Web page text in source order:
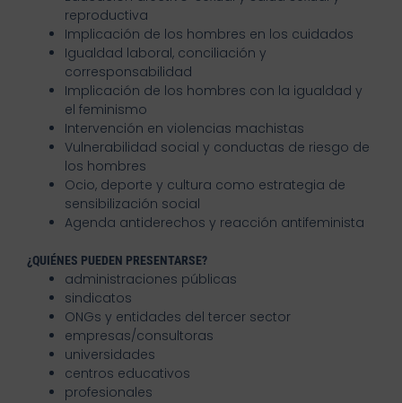
reproductiva
Implicación de los hombres en los cuidados
Igualdad laboral, conciliación y
corresponsabilidad
Implicación de los hombres con la igualdad y
el feminismo
Intervención en violencias machistas
Vulnerabilidad social y conductas de riesgo de
los hombres
Ocio, deporte y cultura como estrategia de
sensibilización social
Agenda antiderechos y reacción antifeminista
¿QUIÉNES PUEDEN PRESENTARSE?
administraciones públicas
sindicatos
ONGs y entidades del tercer sector
empresas/consultoras
universidades
centros educativos
profesionales